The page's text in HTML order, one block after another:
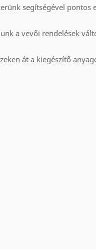
segítségével pontos
a vevői rendelések
át a kiegészítő